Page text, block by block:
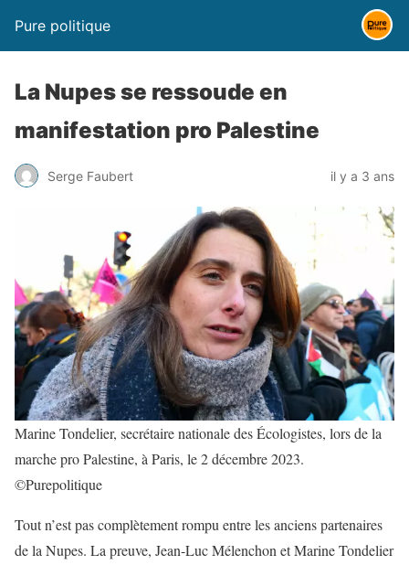
Pure politique
La Nupes se ressoude en
manifestation pro Palestine
Serge Faubert il y a 3 ans
Marine Tondelier, secrétaire nationale des Écologistes, lors de la
marche pro Palestine, à Paris, le 2 décembre 2023.
©Purepolitique
Tout n’est pas complètement rompu entre les anciens partenaires
de la Nupes. La preuve, Jean-Luc Mélenchon et Marine Tondelier